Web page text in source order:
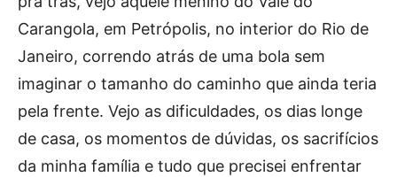
Carangola, em Petrópolis, no interior do Rio de
Janeiro, correndo atrás de uma bola sem
imaginar o tamanho do caminho que ainda teria
pela frente. Vejo as dificuldades, os dias longe
de casa, os momentos de dúvidas, os sacrifícios
da minha família e tudo que precisei enfrentar